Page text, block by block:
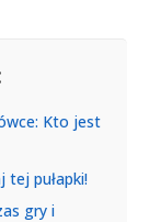
Kto jest
tej pułapki!
gry i